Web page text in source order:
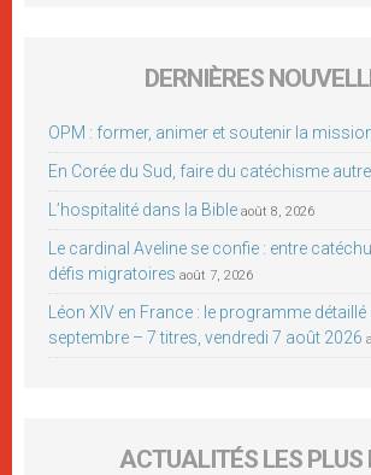
DERNIÈRES
OPM : former, animer et soutenir la
En Corée du Sud, faire du catéchisme
L’hospitalité dans la Bible août 8, 2026
Le cardinal Aveline se confie : entre
défis migratoires août 7, 2026
Léon XIV en France : le programme
septembre – 7 titres, vendredi 7 août 2026
ACTUALITÉS LES PLUS